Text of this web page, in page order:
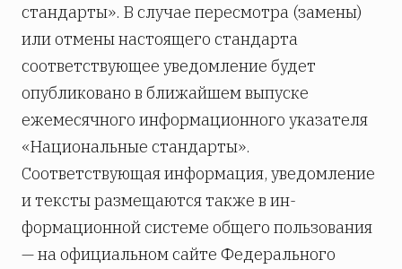
стандарты». В случае пересмотра (замены)
или отмены настоящего стандарта
соответствующее уведомление будет
опубликовано в ближайшем выпуске
ежемесячного информационного указателя
«Национальные стандарты».
Соответствующая информация, уведомление
и тексты размещаются также в ин­
формационной системе общего пользования
— на официальном сайте Федерального